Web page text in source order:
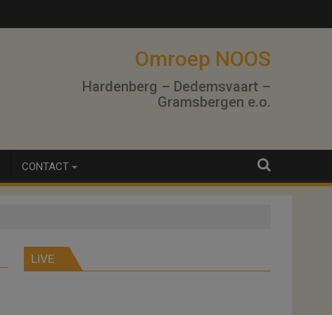
Omroep NOOS
Hardenberg – Dedemsvaart –
Gramsbergen e.o.
CONTACT
LIVE